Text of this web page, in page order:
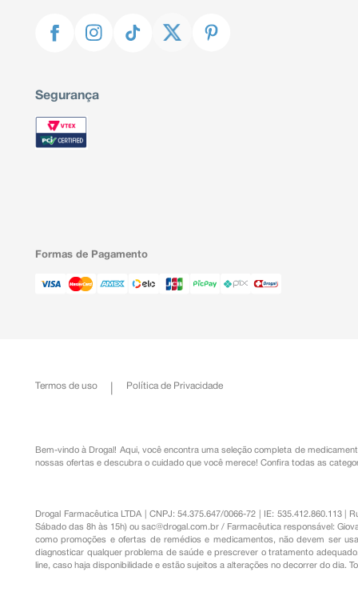
Segurança
Formas de Pagamento
Termos de uso Política de Privacidade
Bem-vindo à Drogal! Aqui, você encontra uma seleção completa de
nossas ofertas e descubra o cuidado que você merece! Confira todas as
Drogal Farmacêutica LTDA | CNPJ: 54.375.647/0066-72 | IE: 535.412.860.113
Sábado das 8h às 15h) ousac@drogal.com.br / Farmacêutica responsável:
como promoções e ofertas de remédios e medicamentos, não devem ser
diagnosticar qualquer problema de saúde e prescrever o tratamento
line, caso haja disponibilidade e estão sujeitos a alterações no decorrer do dia.